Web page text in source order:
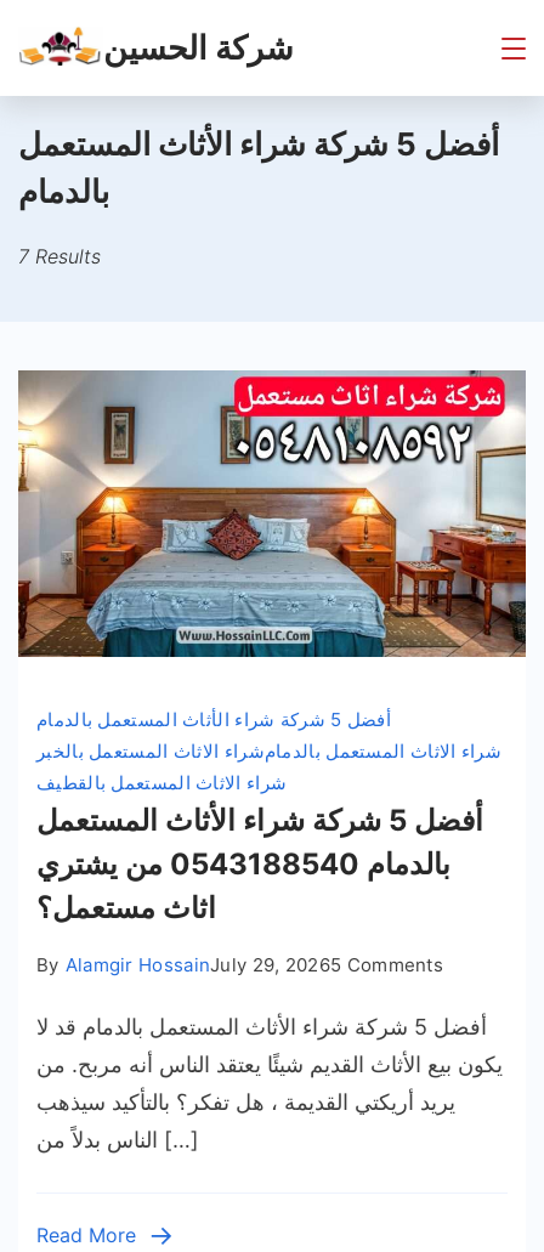
to
content
شركة الحسين
أفضل 5 شركة شراء الأثاث المستعمل
بالدمام
7 Results
أفضل 5 شركة شراء الأثاث المستعمل بالدمام
شراء الاثاث المستعمل بالخبرشراء الاثاث المستعمل بالدمام
شراء الاثاث المستعمل بالقطيف
أفضل 5 شركة شراء الأثاث المستعمل
بالدمام 0543188540 من يشتري
اثاث مستعمل؟
By Alamgir HossainJuly 29, 20265 Comments
5
شركة
الأثاث
أفضل 5 شركة شراء الأثاث المستعمل بالدمام قد لا
يكون بيع الأثاث القديم شيئًا يعتقد الناس أنه مربح. من
يريد أريكتي القديمة ، هل تفكر؟ بالتأكيد سيذهب
الناس بدلاً من […]
Read More